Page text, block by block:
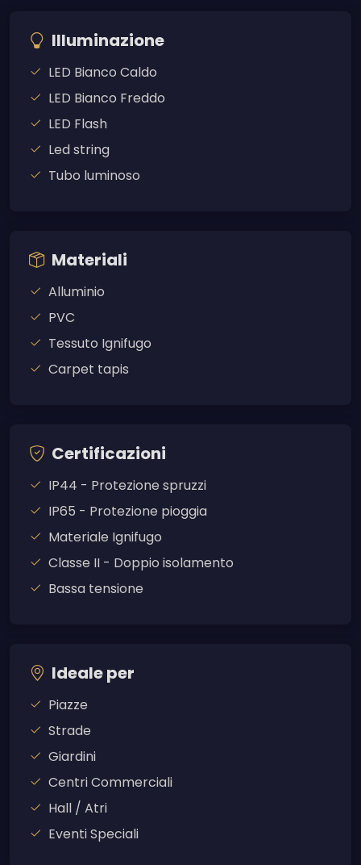
Illuminazione
LED Bianco Caldo
LED Bianco Freddo
LED Flash
Led string
Tubo luminoso
Materiali
Alluminio
PVC
Tessuto Ignifugo
Carpet tapis
Certificazioni
IP44 - Protezione spruzzi
IP65 - Protezione pioggia
Materiale Ignifugo
Classe II - Doppio isolamento
Bassa tensione
Ideale per
Piazze
Strade
Giardini
Centri Commerciali
Hall / Atri
Eventi Speciali